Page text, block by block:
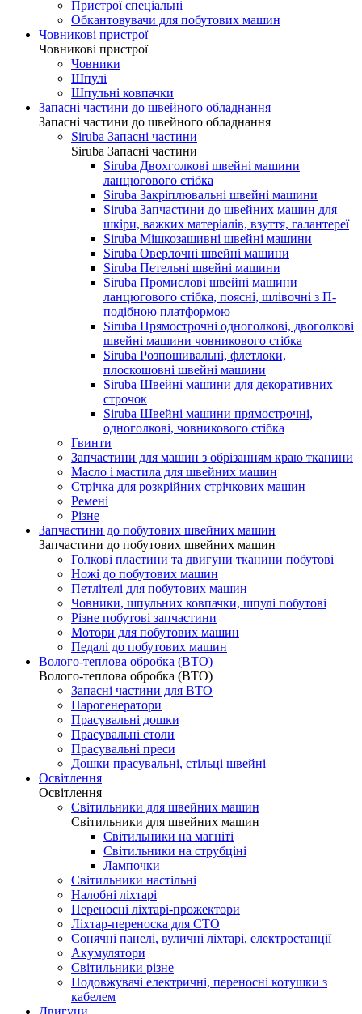
Пристрої спеціальні
Обкантовувачи для побутових машин
Човникові пристрої
Човникові пристрої
Човники
Шпулі
Шпульні ковпачки
Запасні частини до швейного обладнання
Запасні частини до швейного обладнання
Siruba Запасні частини
Siruba Запасні частини
Siruba Двохголкові швейні машини
ланцюгового стібка
Siruba Закріплювальні швейні машини
Siruba Запчастини до швейних машин для
шкіри, важких матеріалів, взуття, галантереї
Siruba Мішкозашивні швейні машини
Siruba Оверлочні швейні машини
Siruba Петельні швейні машини
Siruba Промислові швейні машини
ланцюгового стібка, поясні, шлівочні з П-
подібною платформою
Siruba Прямострочні одноголкові, двоголкові
швейні машини човникового стібка
Siruba Розпошивальні, флетлоки,
плоскошовні швейні машини
Siruba Швейні машини для декоративних
строчок
Siruba Швейні машини прямострочні,
одноголкові, човникового стібка
Гвинти
Запчастини для машин з обрізанням краю тканини
Масло і мастила для швейних машин
Стрічка для розкрійних стрічкових машин
Ремені
Різне
Запчастини до побутових швейних машин
Запчастини до побутових швейних машин
Голкові пластини та двигуни тканини побутові
Ножі до побутових машин
Петлітелі для побутових машин
Човники, шпульних ковпачки, шпулі побутові
Різне побутові запчастини
Мотори для побутових машин
Педалі до побутових машин
Волого-теплова обробка (ВТО)
Волого-теплова обробка (ВТО)
Запасні частини для ВТО
Парогенератори
Прасувальні дошки
Прасувальні столи
Прасувальні преси
Дошки прасувальні, стільці швейні
Освітлення
Освітлення
Світильники для швейних машин
Світильники для швейних машин
Світильники на магніті
Світильники на струбціні
Лампочки
Світильники настільні
Налобні ліхтарі
Переносні ліхтарі-прожектори
Ліхтар-переноска для СТО
Сонячні панелі, вуличні ліхтарі, електростанції
Акумулятори
Світильники різне
Подовжувачі електричні, переносні котушки з
кабелем
Двигуни